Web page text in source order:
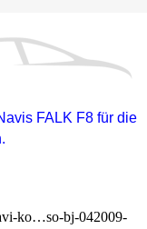
FALK F8 für die
ko…so-bj-042009-